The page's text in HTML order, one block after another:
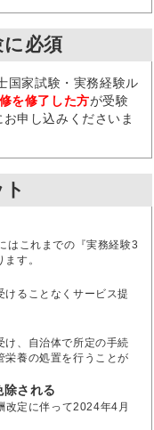
必須
国家試験・実務経験ル
を修了した方が受験
申し込みくださいま
はこれまでの『実務経験3
す。
ることなくサービス提
け、自治体で所定の手続
栄養の処置を行うことが
される
改定に伴って2024年4月